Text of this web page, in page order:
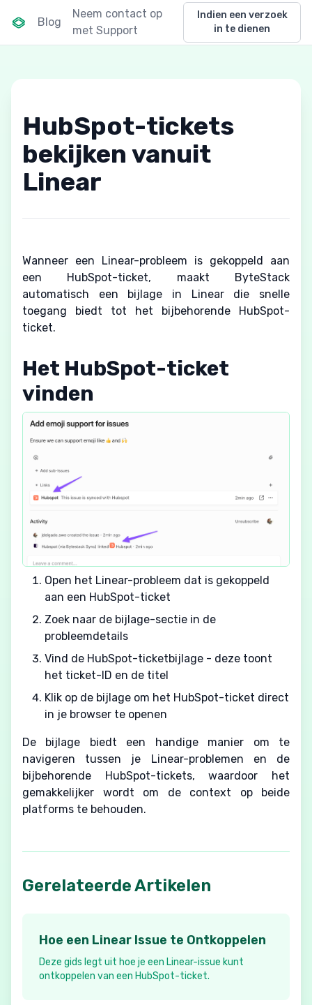
Blog
Neem contact op
met Support
Indien een verzoek
in te dienen
HubSpot-tickets
bekijken vanuit
Linear
Wanneer een Linear-probleem is gekoppeld aan
een HubSpot-ticket, maakt ByteStack
automatisch een bijlage in Linear die snelle
toegang biedt tot het bijbehorende HubSpot-
ticket.
Het HubSpot-ticket
vinden
Open het Linear-probleem dat is gekoppeld
aan een HubSpot-ticket
Zoek naar de bijlage-sectie in de
probleemdetails
Vind de HubSpot-ticketbijlage - deze toont
het ticket-ID en de titel
Klik op de bijlage om het HubSpot-ticket direct
in je browser te openen
De bijlage biedt een handige manier om te
navigeren tussen je Linear-problemen en de
bijbehorende HubSpot-tickets, waardoor het
gemakkelijker wordt om de context op beide
platforms te behouden.
Gerelateerde Artikelen
Hoe een Linear Issue te Ontkoppelen
Deze gids legt uit hoe je een Linear-issue kunt
ontkoppelen van een HubSpot-ticket.